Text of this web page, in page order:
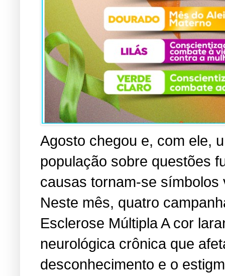
Agosto chegou e, com ele,
população sobre questões
causas tornam-se símbolos
Neste mês, quatro
Esclerose Múltipla A cor
neurológica crônica que
desconhecimento e o